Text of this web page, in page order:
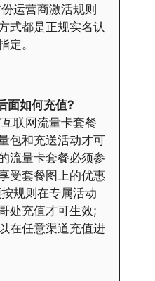
运营商激活规则
式都是正规实名认
定。
面如何充值?
联网流量卡套餐
包和充送活动才可
流量卡套餐必须参
受套餐图上的优惠
规则在专属活动
处充值才可生效;
在任意渠道充值进